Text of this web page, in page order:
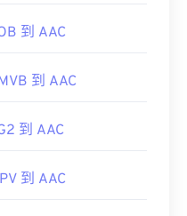
到 AAC
到 AAC
到 AAC
到 AAC